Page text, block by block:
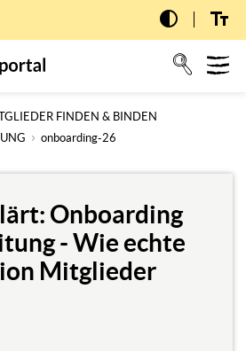
dseelernportal
FINDEN & BINDEN
onboarding-26
Onboarding
- Wie echte
Mitglieder